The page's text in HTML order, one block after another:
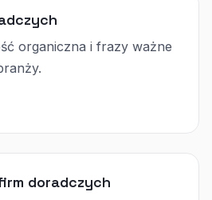
organiczna i frazy ważne
doradczych